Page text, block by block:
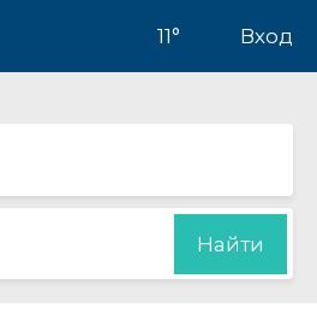
11° Вход
Найти